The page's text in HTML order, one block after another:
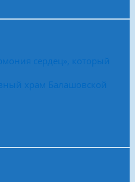
сердец», который
храм Балашовской